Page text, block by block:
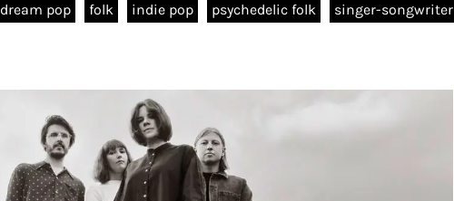
dream pop folk indie pop psychedelic folk singer-songwriter